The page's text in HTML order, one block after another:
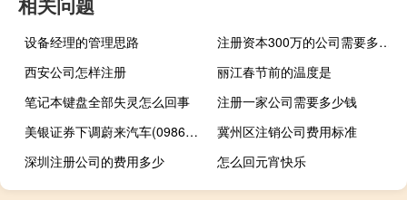
设备经理的管理思路
注册资本300万的公司需要多少钱
西安公司怎样注册
丽江春节前的温度是
笔记本键盘全部失灵怎么回事
注册一家公司需要多少钱
美银证券下调蔚来汽车(09866.HK)目标价至116港元评级买入
冀州区注销公司费用标准
深圳注册公司的费用多少
怎么回元宵快乐